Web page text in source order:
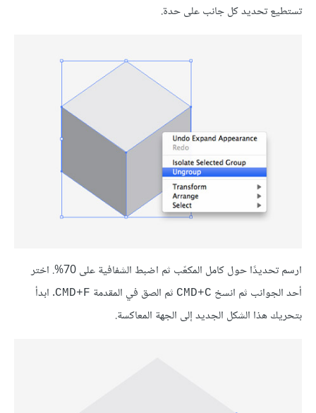
تستطيع تحديد كل جانب على حدة.
ارسم تحديدًا حول كامل المكعّب ثم اضبط الشفافية على 70%. اختر
أحد الجوانب ثم انسخ CMD+C ثم الصق في المقدمة CMD+F. ابدأ
بتحريك هذا الشكل الجديد إلى الجهة المعاكسة.